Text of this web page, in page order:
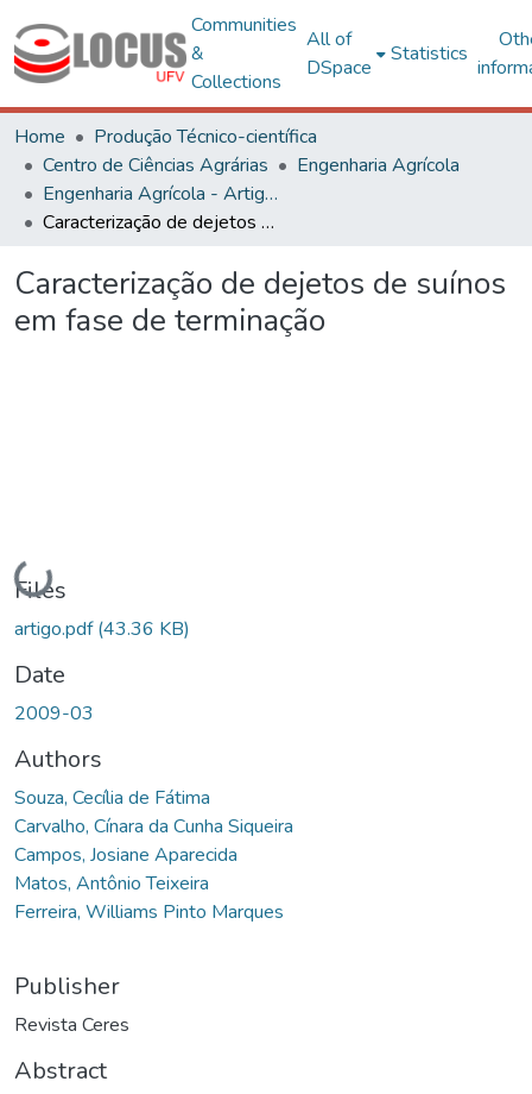
Communities
&
Collections
All of
DSpace
Statistics
Home
Produção Técnico-científica
Centro de Ciências Agrárias
Engenharia Agrícola
Engenharia Agrícola - Artigos
Caracterização de dejetos de suínos em fase de terminação
Caracterização de dejetos de suínos
em fase de terminação
Loading...
Files
artigo.pdf(43.36 KB)
Date
2009-03
Authors
Souza, Cecília de Fátima
Carvalho, Cínara da Cunha Siqueira
Campos, Josiane Aparecida
Matos, Antônio Teixeira
Ferreira, Williams Pinto Marques
Publisher
Revista Ceres
Abstract